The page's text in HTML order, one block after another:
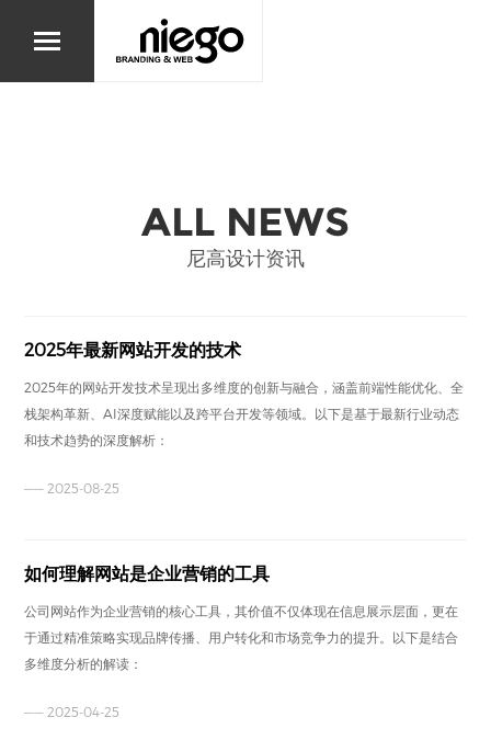
ALL NEWS
尼高设计资讯
2025年最新网站开发的技术
2025年的网站开发技术呈现出多维度的创新与融合，涵盖前端性能优化、全
栈架构革新、AI深度赋能以及跨平台开发等领域。以下是基于最新行业动态
和技术趋势的深度解析：
—— 2025-08-25
如何理解网站是企业营销的工具
公司网站作为企业营销的核心工具，其价值不仅体现在信息展示层面，更在
于通过精准策略实现品牌传播、用户转化和市场竞争力的提升。以下是结合
多维度分析的解读：
—— 2025-04-25